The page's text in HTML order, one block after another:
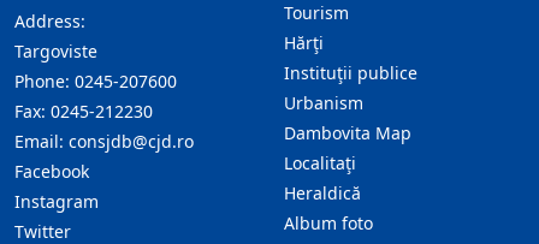
Address:
Targoviste
Phone: 0245-207600
Fax: 0245-212230
Email: consjdb@cjd.ro
Facebook
Instagram
Twitter
Tourism
Hărţi
Instituţii publice
Urbanism
Dambovita Map
Localitaţi
Heraldică
Album foto